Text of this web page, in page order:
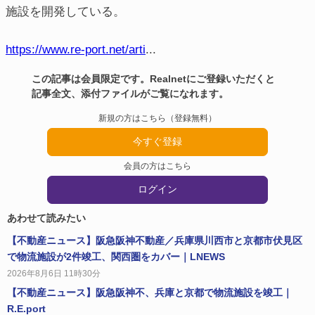
施設を開発している。
https://www.re-port.net/arti...
この記事は会員限定です。Realnetにご登録いただくと
記事全文、添付ファイルがご覧になれます。
新規の方はこちら（登録無料）
今すぐ登録
会員の方はこちら
ログイン
あわせて読みたい
【不動産ニュース】阪急阪神不動産／兵庫県川西市と京都市伏見区
で物流施設が2件竣工、関西圏をカバー｜LNEWS
2026年8月6日 11時30分
【不動産ニュース】阪急阪神不、兵庫と京都で物流施設を竣工｜
R.E.port